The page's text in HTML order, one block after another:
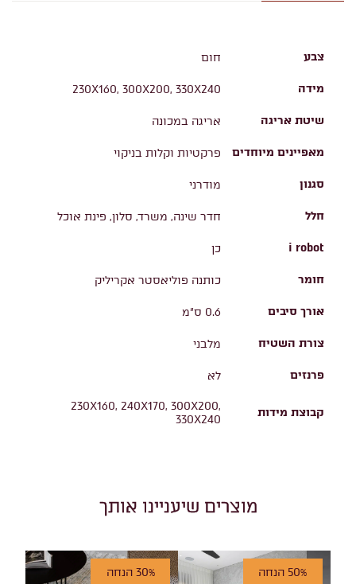
צבע חום
מידה 230X160, 300X200, 330X240
שיטת אריגה אריגה במכונה
מאפיינים מיוחדים פרקטיות וקלות בניקוי
סגנון מודרני
חלל חדר שינה, משרד, סלון, פינת אוכל
i robot כן
חומר כותנה פוליאסטר אקריליק
אורך סיבים 0.6 ס"מ
צורת השטיח מלבני
פרנזים לא
קבוצת מידות
230X160, 240X170, 300X200,
330X240
מוצרים שיעניינו אותך
50% הנחה 30% הנחה